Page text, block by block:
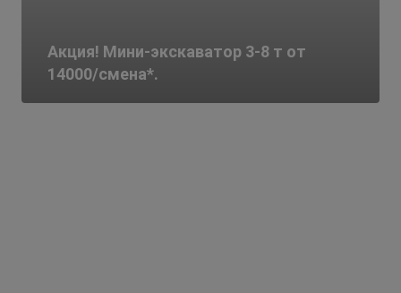
Акция! Мини-экскаватор 3-8 т от
14000/смена*.